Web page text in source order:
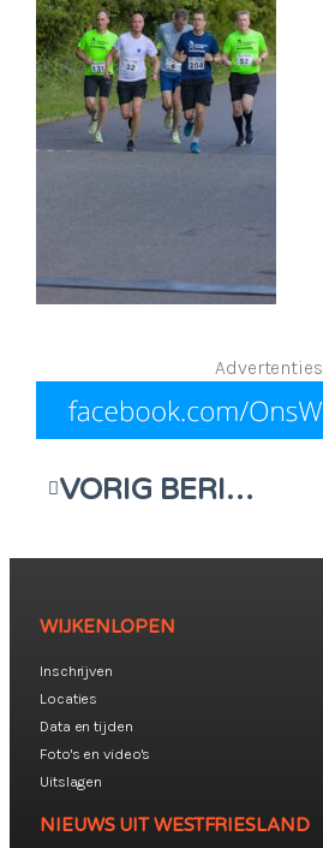
Advertenties
VORIG BERICHT
WIJKENLOPEN
Inschrijven
Locaties
Data en tijden
Foto's en video's
Uitslagen
NIEUWS UIT WESTFRIESLAND